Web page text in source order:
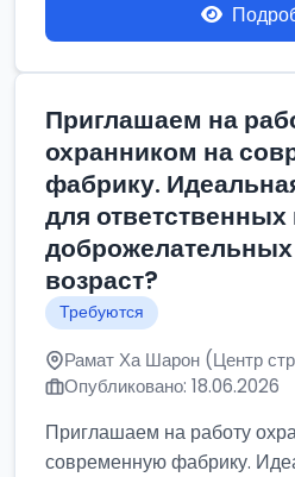
Приглашаем на
охранником на
фабрику.
для ответственных
возраст?
Требуются
Рамат Ха Шарон (Центр
Опубликовано: 18.06.2026
Приглашаем на работу
современную фабрику.